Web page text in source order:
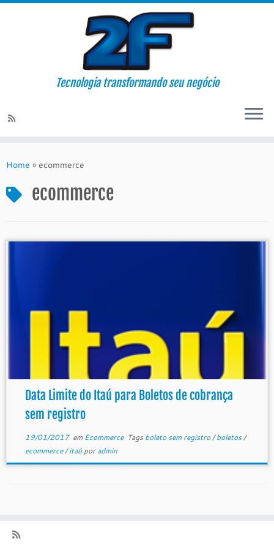
Tecnologia transformando seu negócio
Home » ecommerce
ecommerce
Data Limite do Itaú para Boletos de cobrança
sem registro
19/01/2017em Ecommerce Tags boleto sem registro/boletos/
ecommerce/itaúporadmin